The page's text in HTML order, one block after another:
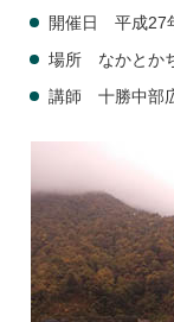
開催日 平成27
場所 なかとか
講師 十勝中部